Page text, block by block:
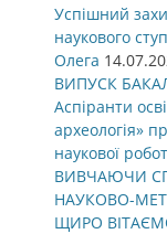
Успішний
наукового
Олега
ВИПУСК
Аспіранти
археологія»
наукової
ВИВЧАЮЧИ
НАУКОВО-
ЩИРО